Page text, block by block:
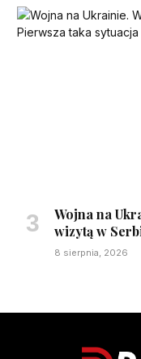
Wojna na
wizytą w
8 sierpnia, 2026